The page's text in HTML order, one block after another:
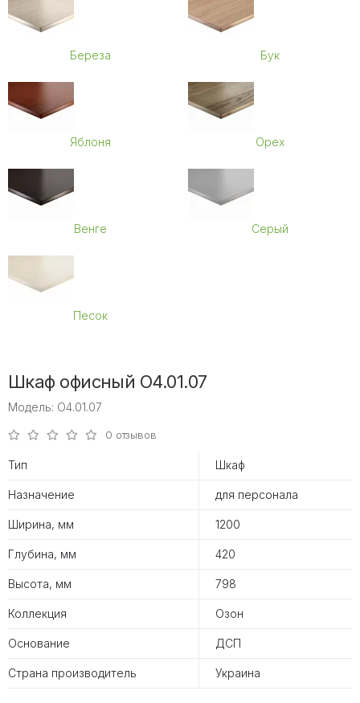
Береза Бук
Яблоня Орех
Венге Серый
Песок
Шкаф офисный O4.01.07
Модель: O4.01.07
0 отзывов
Тип Шкаф
Назначение для персонала
Ширина, мм 1200
Глубина, мм 420
Высота, мм 798
Коллекция Озон
Основание ДСП
Страна производитель Украина